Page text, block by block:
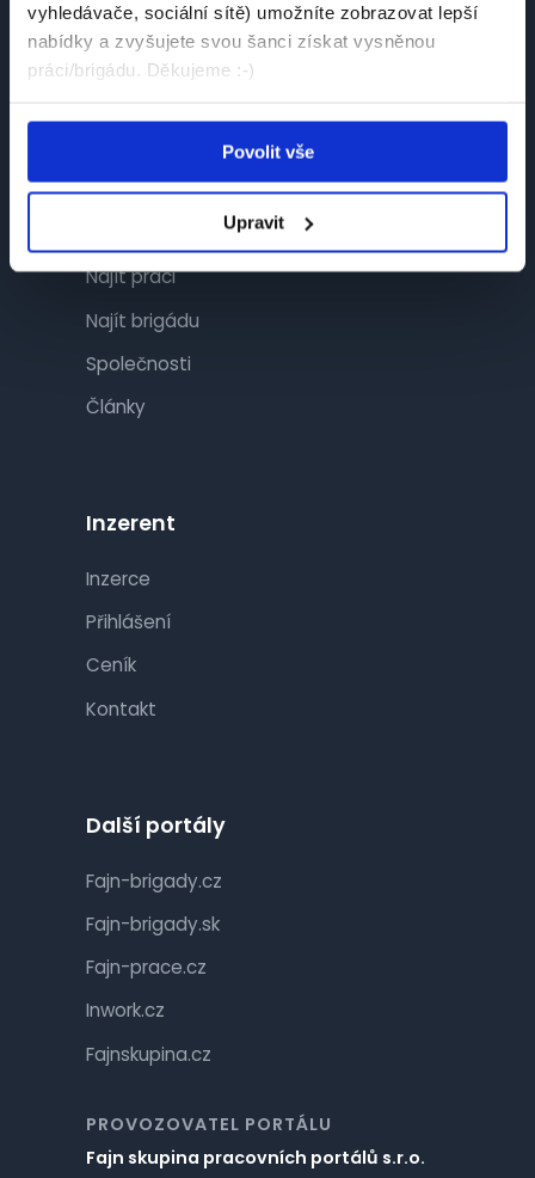
vyhledávače, sociální sítě) umožníte zobrazovat lepší
nabídky a zvyšujete svou šanci získat vysněnou
práci/brigádu. Děkujeme :-)
Povolit vše
Upravit
Česká platforma pro hledání práce a talentů.
Spojujeme kandidáty se zaměstnavateli.
Najít práci
Najít brigádu
Společnosti
Články
Inzerent
Inzerce
Přihlášení
Ceník
Kontakt
Další portály
Fajn-brigady.cz
Fajn-brigady.sk
Fajn-prace.cz
Inwork.cz
Fajnskupina.cz
PROVOZOVATEL PORTÁLU
Fajn skupina pracovních portálů s.r.o.